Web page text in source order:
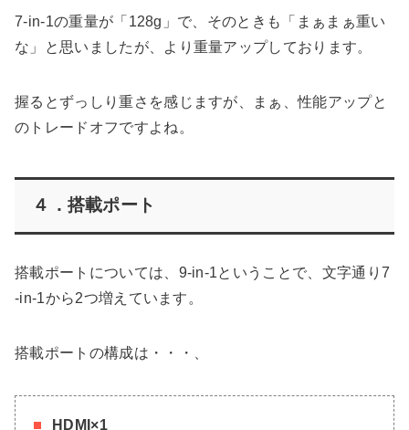
7-in-1の重量が「128g」で、そのときも「まぁまぁ重い
な」と思いましたが、より重量アップしております。
握るとずっしり重さを感じますが、まぁ、性能アップと
のトレードオフですよね。
４．搭載ポート
搭載ポートについては、9-in-1ということで、文字通り7
-in-1から2つ増えています。
搭載ポートの構成は・・・、
HDMI×1